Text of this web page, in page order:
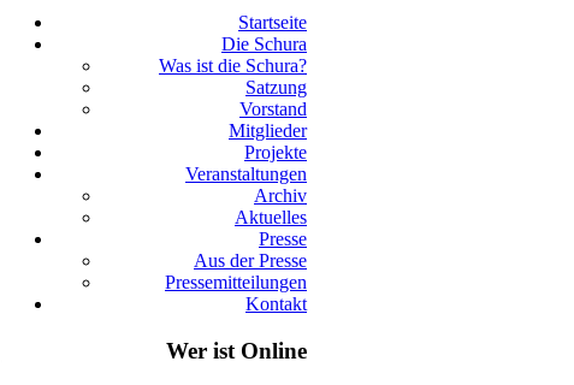
Startseite
Die Schura
Was ist die Schura?
Satzung
Vorstand
Mitglieder
Projekte
Veranstaltungen
Archiv
Aktuelles
Presse
Aus der Presse
Pressemitteilungen
Kontakt
Wer ist Online